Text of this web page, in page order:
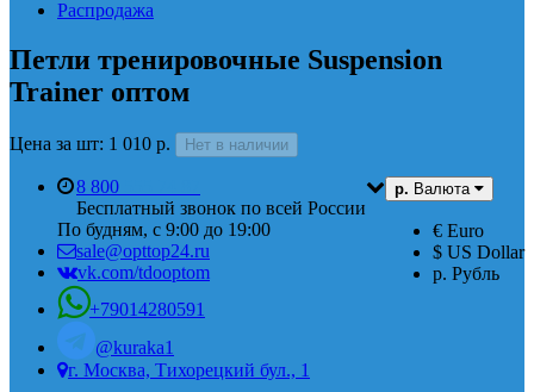
Распродажа
Петли тренировочные Suspension
Trainer оптом
Цена за шт: 1 010 р. Нет в наличии
р. Валюта
€ Euro
$ US Dollar
р. Рубль
8 800
Бесплатный звонок по всей России
По будням, с 9:00 до 19:00
sale@opttop24.ru
vk.com/tdooptom
+79014280591
@kuraka1
г. Москва, Тихорецкий бул., 1